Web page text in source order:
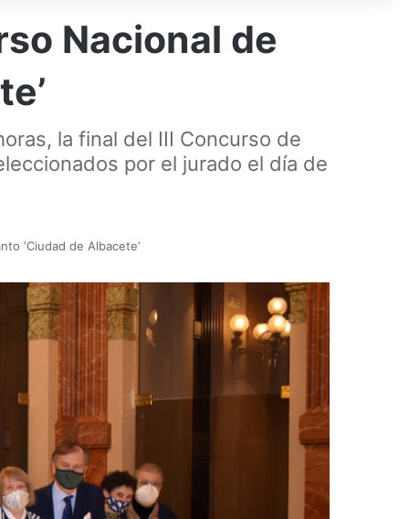
Nacional de
la final del III Concurso de
por el jurado el día de
‘Ciudad de Albacete’